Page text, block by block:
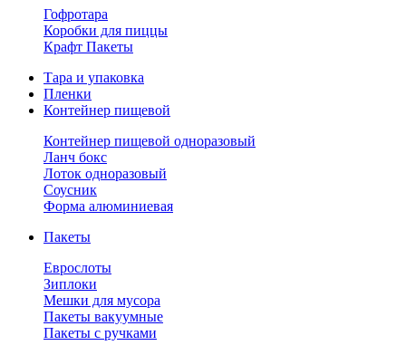
Гофротара
Коробки для пиццы
Крафт Пакеты
Тара и упаковка
Пленки
Контейнер пищевой
Контейнер пищевой одноразовый
Ланч бокс
Лоток одноразовый
Соусник
Форма алюминиевая
Пакеты
Еврослоты
Зиплоки
Мешки для мусора
Пакеты вакуумные
Пакеты с ручками